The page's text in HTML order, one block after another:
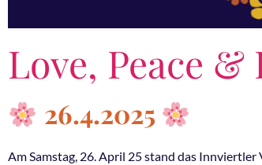
Love, Peace
26.4.2025
Am Samstag, 26. April 25 stand das